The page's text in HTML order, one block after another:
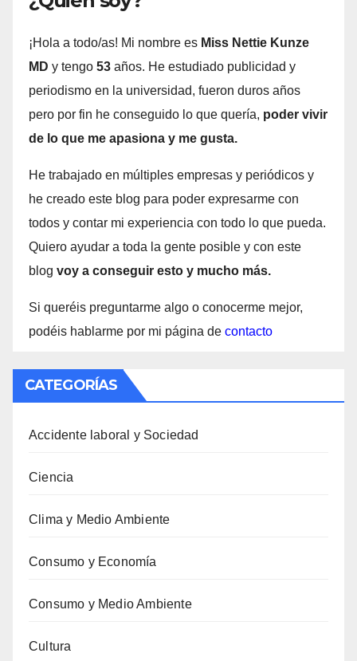
¡Hola a todo/as! Mi nombre es Miss Nettie Kunze
MD y tengo 53 años. He estudiado publicidad y
periodismo en la universidad, fueron duros años
pero por fin he conseguido lo que quería, poder vivir
de lo que me apasiona y me gusta.
He trabajado en múltiples empresas y periódicos y
he creado este blog para poder expresarme con
todos y contar mi experiencia con todo lo que pueda.
Quiero ayudar a toda la gente posible y con este
blog voy a conseguir esto y mucho más.
Si queréis preguntarme algo o conocerme mejor,
podéis hablarme por mi página de contacto
CATEGORÍAS
Accidente laboral y Sociedad
Ciencia
Clima y Medio Ambiente
Consumo y Economía
Consumo y Medio Ambiente
Cultura